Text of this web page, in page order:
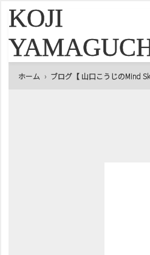
KOJI
ホーム ブログ【 山口こうじのMind